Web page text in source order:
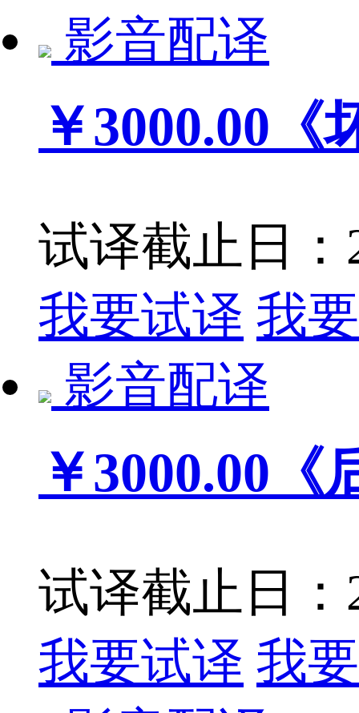
影音配译
￥3000.00
试译截止日：
我要试译 我
影音配译
￥3000.00
试译截止日：
我要试译 我